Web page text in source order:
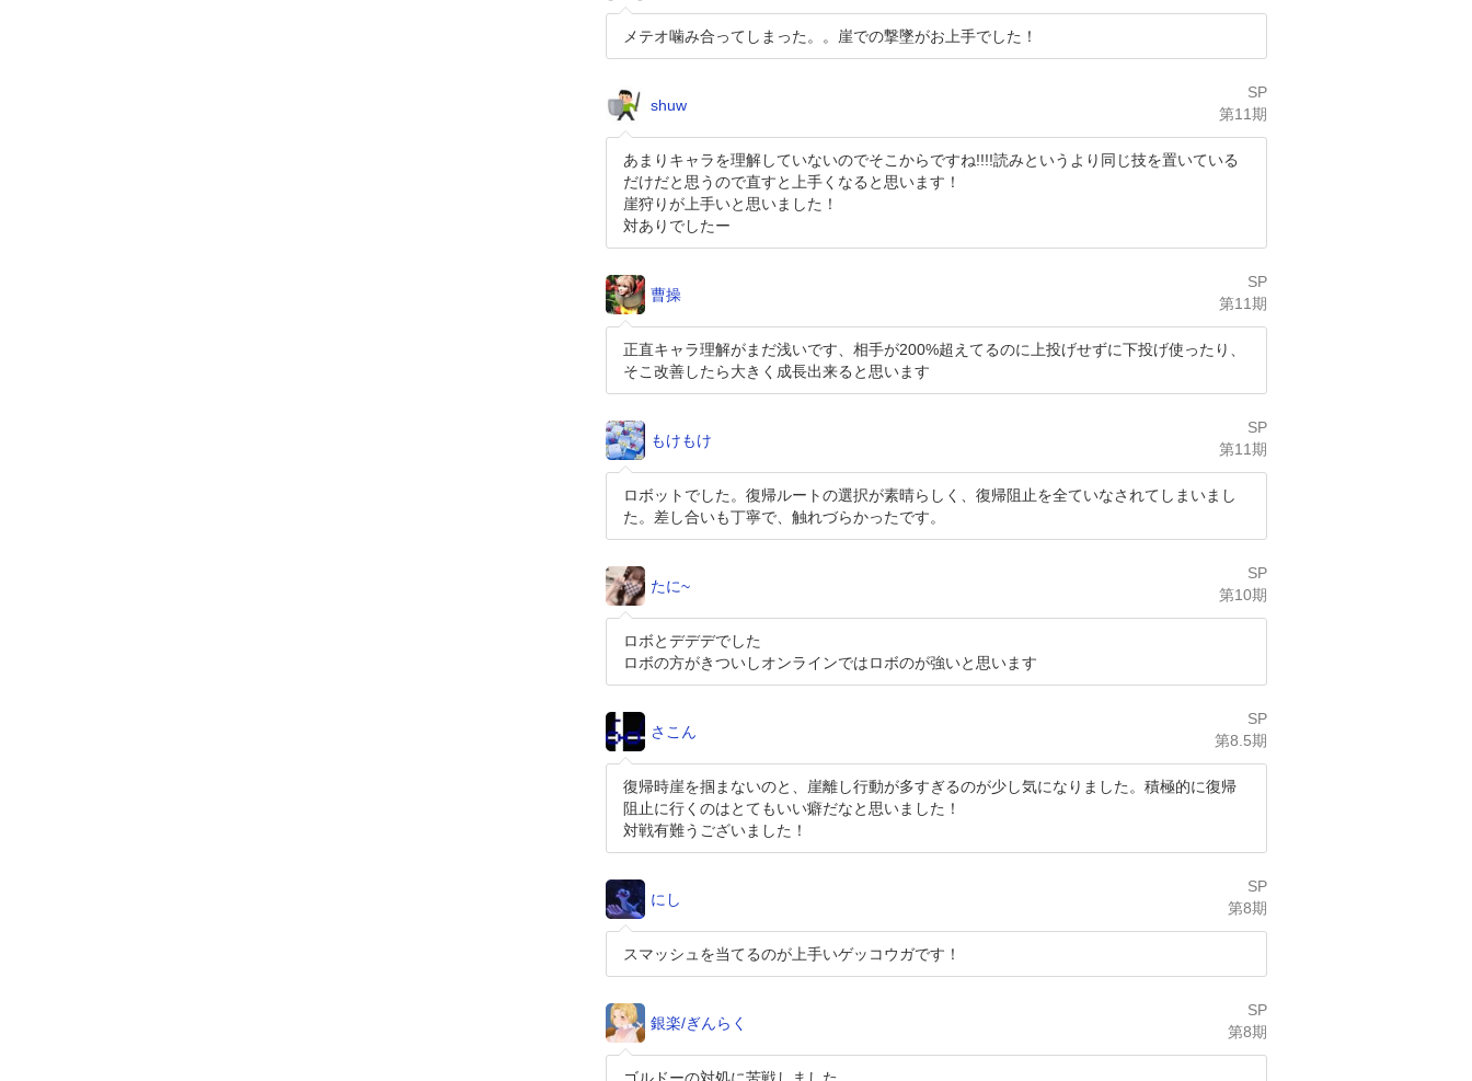
メテオ噛み合ってしまった。。崖での撃墜がお上手でした！
shuw
SP
第11期
あまりキャラを理解していないのでそこからですね!!!!読みというより同じ技を置いている
だけだと思うので直すと上手くなると思います！
崖狩りが上手いと思いました！
対ありでしたー
曹操
SP
第11期
正直キャラ理解がまだ浅いです、相手が200%超えてるのに上投げせずに下投げ使ったり、
そこ改善したら大きく成長出来ると思います
もけもけ
SP
第11期
ロボットでした。復帰ルートの選択が素晴らしく、復帰阻止を全ていなされてしまいまし
た。差し合いも丁寧で、触れづらかったです。
たに~
SP
第10期
ロボとデデデでした
ロボの方がきついしオンラインではロボのが強いと思います
さこん
SP
第8.5期
復帰時崖を掴まないのと、崖離し行動が多すぎるのが少し気になりました。積極的に復帰
阻止に行くのはとてもいい癖だなと思いました！
対戦有難うございました！
にし
SP
第8期
スマッシュを当てるのが上手いゲッコウガです！
銀楽/ぎんらく
SP
第8期